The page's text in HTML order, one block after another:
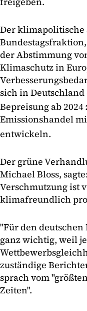
Der klimapolitische
der Abstimmung
Klimaschutz in
sich in Deutschland
Bepreisung ab
Emissionshandel
entwickeln.
Der grüne
Michael Bloss,
Verschmutzung ist
klimafreundlich
"Für den
ganz wichtig, weil
zuständige
sprach vom
Zeiten".